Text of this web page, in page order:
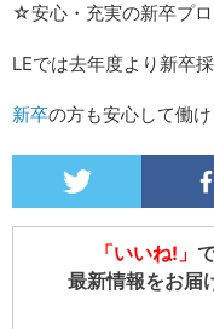
☆安心・充実の新卒プ
LEでは去年度より新卒
新卒の方も安心して働け
「いいね!」
最新情報をお届